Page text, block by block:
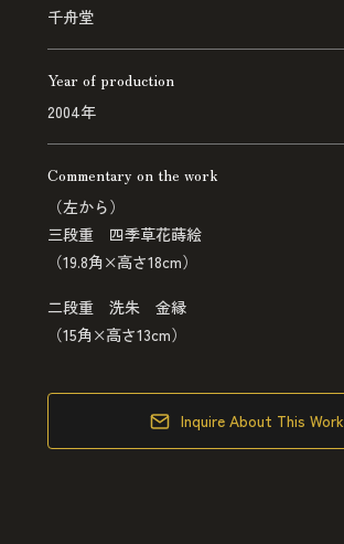
千舟堂
Year of production
2004年
Commentary on the work
（左から）
三段重 四季草花蒔絵
（19.8角×高さ18cm）
二段重 洗朱 金縁
（15角×高さ13cm）
Inquire About This Work